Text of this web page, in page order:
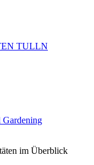
TULLN
Gardening
im Überblick